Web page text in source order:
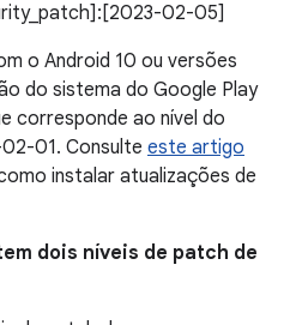
02-05]
o Android 10 ou versões
do sistema do Google Play
corresponde ao nível do
01. Consulte este artigo
instalar atualizações de
dois níveis de patch de